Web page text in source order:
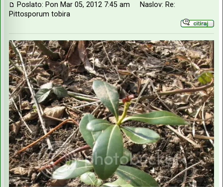
Poslato: Pon Mar 05, 2012 7:45 am
Naslov: Re:
Pittosporum tobira